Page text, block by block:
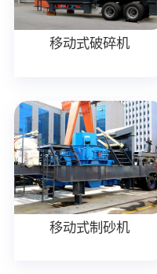
移动式破碎机
移动式制砂机